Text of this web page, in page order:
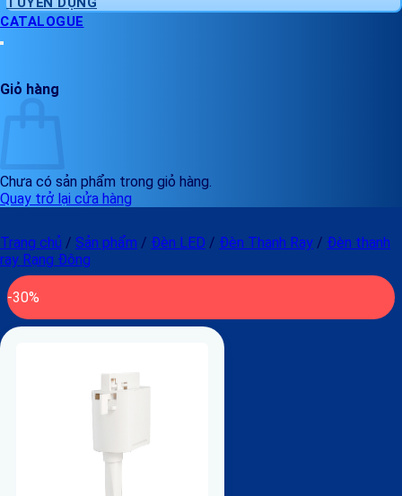
CATALOGUE
Giỏ hàng
Chưa có sản phẩm trong giỏ hàng.
Quay trở lại cửa hàng
Trang chủ / Sản phẩm / Đèn LED / Đèn Thanh Ray / Đèn thanh
ray Rạng Đông
-30%